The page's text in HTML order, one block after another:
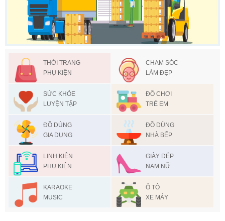
THỜI TRANG
PHỤ KIỆN
CHAM SÓC
LÀM ĐẸP
SỨC KHỎE
LUYỆN TẬP
ĐỒ CHƠI
TRẺ EM
ĐỒ DÙNG
GIA DỤNG
ĐỒ DÙNG
NHÀ BẾP
LINH KIỆN
PHỤ KIỆN
GIÀY DÉP
NAM NỮ
KARAOKE
MUSIC
Ô TÔ
XE MÁY